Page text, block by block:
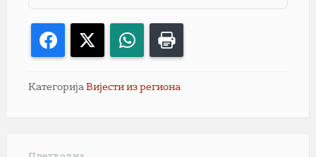
Facebook WhatsApp
Категорија Вијести из региона